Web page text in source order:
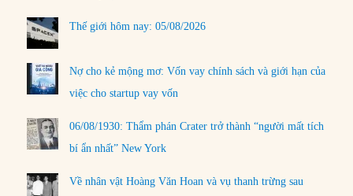
Thế giới hôm nay: 05/08/2026
Nợ cho kẻ mộng mơ: Vốn vay chính sách và giới hạn của
việc cho startup vay vốn
06/08/1930: Thẩm phán Crater trở thành “người mất tích
bí ẩn nhất” New York
Về nhân vật Hoàng Văn Hoan và vụ thanh trừng sau